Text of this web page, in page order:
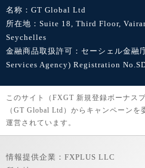
名称：GT Global Ltd
所在地：Suite 18, Third Floor,
Seychelles
金融商品取扱許可：セーシェル金融
Services Agency) Registration
このサイト（FXGT 新規登録ボーナス
（GT Global Ltd）からキャンペーン
運営されています。
情報提供企業：FXPLUS LLC